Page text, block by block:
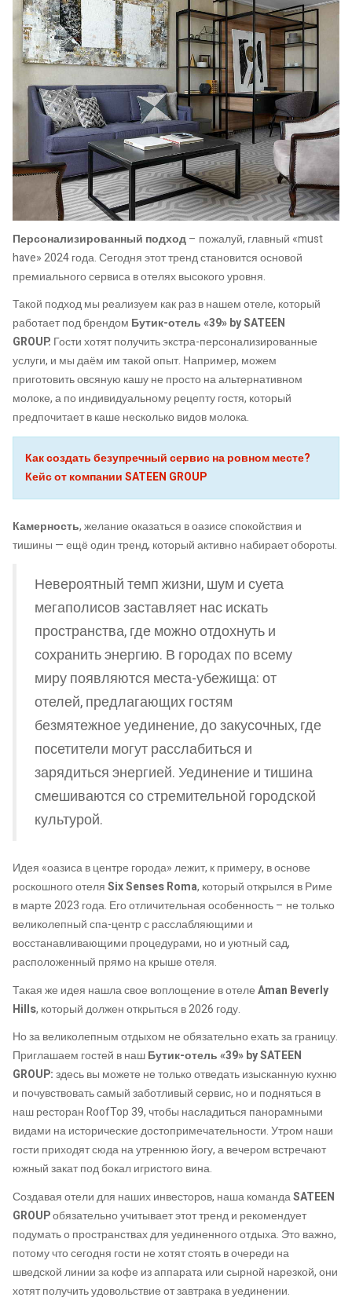
Персонализированный подход– пожалуй, главный «must
have» 2024 года. Сегодня этот тренд становится основой
премиального сервиса в отелях высокого уровня.
Такой подход мы реализуем как раз в нашем отеле, который
работает под брендом Бутик-отель «39» by SATEEN
GROUP. Гости хотят получить экстра-персонализированные
услуги, и мы даём им такой опыт. Например, можем
приготовить овсяную кашу не просто на альтернативном
молоке, а по индивидуальному рецепту гостя, который
предпочитает в каше несколько видов молока.
Как создать безупречный сервис на ровном месте?
Кейс от компании SATEEN GROUP
Камерность, желание оказаться в оазисе спокойствия и
тишины — ещё один тренд, который активно набирает обороты.
Невероятный темп жизни, шум и суета
мегаполисов заставляет нас искать
пространства, где можно отдохнуть и
сохранить энергию. В городах по всему
миру появляются места-убежища: от
отелей, предлагающих гостям
безмятежное уединение, до закусочных, где
посетители могут расслабиться и
зарядиться энергией. Уединение и тишина
смешиваются со стремительной городской
культурой.
Идея «оазиса в центре города» лежит, к примеру, в основе
роскошного отеляSix SensesRoma, который открылся в Риме
в марте 2023 года. Его отличительная особенность – не только
великолепный спа-центр с расслабляющими и
восстанавливающими процедурами, но и уютный сад,
расположенный прямо на крыше отеля.
Такая же идея нашла свое воплощение в отелеAman Beverly
Hills, который должен открыться в 2026 году.
Но за великолепным отдыхом не обязательно ехать за границу.
Приглашаем гостей в нашБутик-отель «39» by SATEEN
GROUP:здесь вы можете не только отведать изысканную кухню
и почувствовать самый заботливый сервис, но и подняться в
наш ресторан RoofTop 39, чтобы насладиться панорамными
видами на исторические достопримечательности. Утром наши
гости приходят сюда на утреннюю йогу, а вечером встречают
южный закат под бокал игристого вина.
Создавая отели для наших инвесторов, наша командаSATEEN
GROUPобязательно учитывает этот тренд и рекомендует
подумать о пространствах для уединенного отдыха. Это важно,
потому что сегодня гости не хотят стоять в очереди на
шведской линии за кофе из аппарата или сырной нарезкой, они
хотят получить удовольствие от завтрака в уединении.